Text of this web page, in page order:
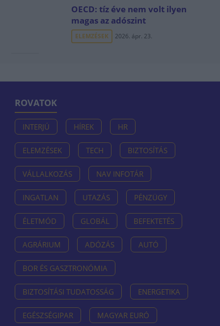
OECD: tíz éve nem volt ilyen
magas az adószint
ELEMZÉSEK 2026. ápr. 23.
ROVATOK
INTERJÚ HÍREK HR
ELEMZÉSEK TECH BIZTOSÍTÁS
VÁLLALKOZÁS NAV INFOTÁR
INGATLAN UTAZÁS PÉNZÜGY
ÉLETMÓD GLOBÁL BEFEKTETÉS
AGRÁRIUM ADÓZÁS AUTÓ
BOR ÉS GASZTRONÓMIA
BIZTOSÍTÁSI TUDATOSSÁG ENERGETIKA
EGÉSZSÉGIPAR MAGYAR EURÓ